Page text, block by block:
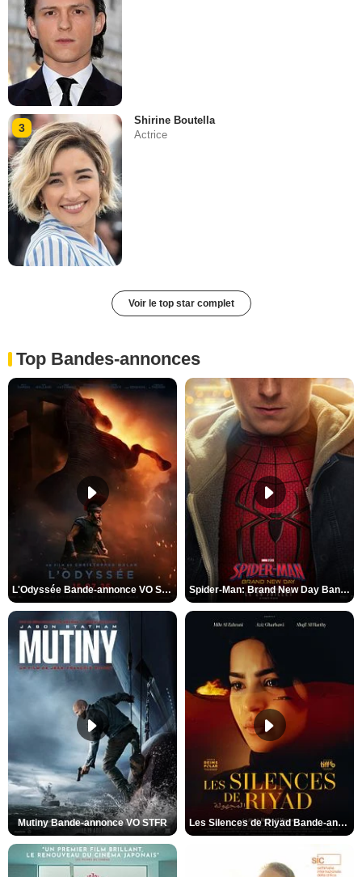
3
Shirine Boutella
Actrice
Voir le top star complet
Top Bandes-annonces
L'Odyssée Bande-annonce VO STFR Spider-Man: Brand New Day Bande-annonce VO STFR
Mutiny Bande-annonce VO STFR Les Silences de Riyad Bande-annonce VO STFR